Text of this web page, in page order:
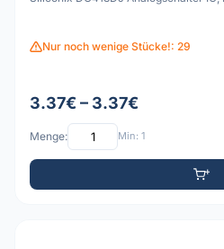
Nur noch wenige Stücke!: 29
3.37€ – 3.37€
Menge: Min: 1